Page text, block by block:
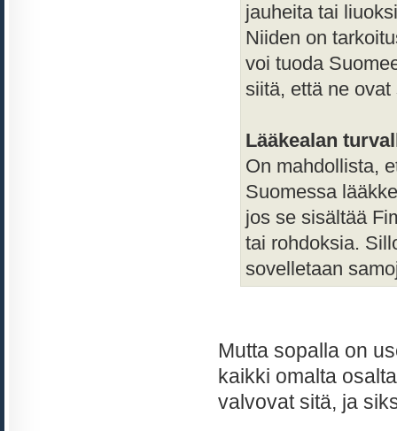
jauheita tai
Niiden on
voi tuoda
siitä, että ne
Lääkealan
On mahdollista,
Suomessa
jos se sisältää
tai rohdoksia.
sovelletaan
Mutta sopalla on
kaikki omalta
valvovat sitä, ja